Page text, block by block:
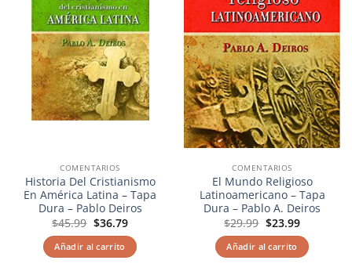
COMENTARIOS
Historia Del Cristianismo
En América Latina – Tapa
Dura – Pablo Deiros
$45.99 El
precio
original
era:
$45.99.
$36.79El
actual
es:
$36.79.
Añadir al carrito
COMENTARIOS
El Mundo Religioso
Latinoamericano – Tapa
Dura – Pablo A. Deiros
$29.99 El
precio
original
era:
$29.99.
$23.99El
actual
es:
$23.99.
Añadir al carrito